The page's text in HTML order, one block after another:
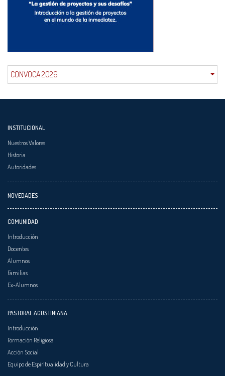
CONVOCA 2026
INSTITUCIONAL
Nuestros Valores
Historia
Autoridades
NOVEDADES
COMUNIDAD
Introducción
Docentes
Alumnos
Familias
Ex-Alumnos
PASTORAL AGUSTINIANA
Introducción
Formación Religiosa
Acción Social
Equipo de Espiritualidad y Cultura